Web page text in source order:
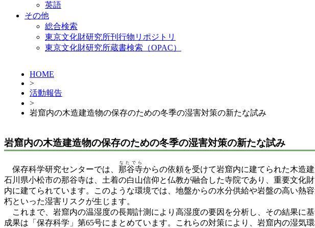
英語
その他
総合検索
東京文化財研究所刊行物リポジトリ
東京文化財研究所蔵書検索（OPAC）
HOME
>
活動報告
>
岩窟内の木造建造物の保存のための冬季の湿害対策の新たな試み
岩窟内の木造建造物の保存のための冬季の湿害対策の新たな試み
保存科学研究センターでは、 那谷寺
なたでら
からの依頼を受けて岩窟内に建てられた木造
石川県小松市の那谷寺は、土着の白山信仰と仏教が融合した寺院であり、重要文化
内に建てられています。このような環境では、地盤からの水分供給や岩盤の高い熱
朽といった湿害リスクが生じます。
これまで、岩窟内の温湿度の長期計測により高湿度の要因を分析し、その結果に
成果は「保存科学」第65号にまとめています。これらの対策により、岩窟内の湿